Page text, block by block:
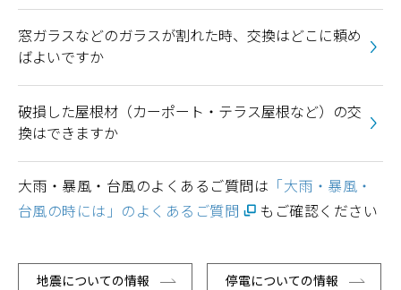
窓ガラスなどのガラスが割れた時、交換はどこに頼め
ばよいですか
破損した屋根材（カーポート・テラス屋根など）の交
換はできますか
大雨・暴風・台風のよくあるご質問は 「大雨・暴風・
台風の時には」のよくあるご質問
もご確認ください
地震についての情報 停電についての情報